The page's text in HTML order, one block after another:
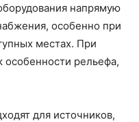
напрямую
особенно при
местах. При
особенности рельефа,
для источников,